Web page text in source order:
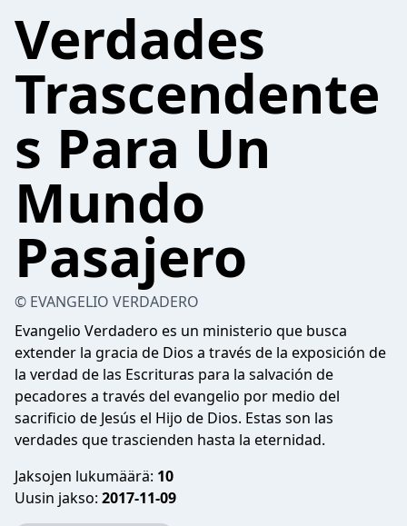
Verdades
Trascendente
s Para Un
Mundo
Pasajero
© EVANGELIO VERDADERO
Evangelio Verdadero es un ministerio que busca
extender la gracia de Dios a través de la exposición de
la verdad de las Escrituras para la salvación de
pecadores a través del evangelio por medio del
sacrificio de Jesús el Hijo de Dios. Estas son las
verdades que trascienden hasta la eternidad.
Jaksojen lukumäärä: 10
Uusin jakso: 2017-11-09